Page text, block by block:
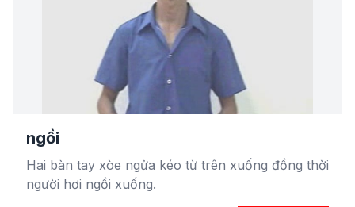
ngồi
Hai bàn tay xòe ngửa kéo từ trên xuống đồng thời
người hơi ngồi xuống.